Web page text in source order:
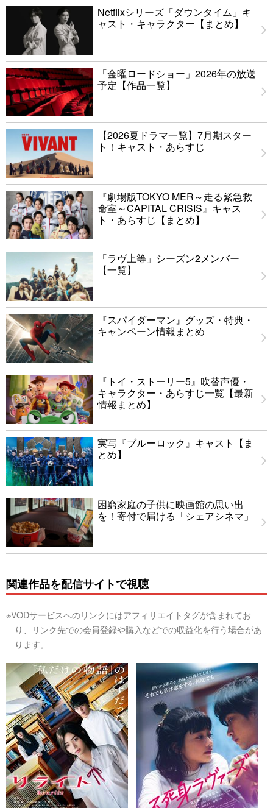
Netflixシリーズ「ダウンタイム」キ
ャスト・キャラクター【まとめ】
「金曜ロードショー」2026年の放送
予定【作品一覧】
【2026夏ドラマ一覧】7月期スター
ト！キャスト・あらすじ
『劇場版TOKYO MER～走る緊急救
命室～CAPITAL CRISIS』キャス
ト・あらすじ【まとめ】
「ラヴ上等」シーズン2メンバー
【一覧】
『スパイダーマン』グッズ・特典・
キャンペーン情報まとめ
『トイ・ストーリー5』吹替声優・
キャラクター・あらすじ一覧【最新
情報まとめ】
実写『ブルーロック』キャスト【ま
とめ】
困窮家庭の子供に映画館の思い出
を！寄付で届ける「シェアシネマ」
関連作品を配信サイトで視聴
※VODサービスへのリンクにはアフィリエイトタグが含まれてお
り、リンク先での会員登録や購入などでの収益化を行う場合があ
ります。